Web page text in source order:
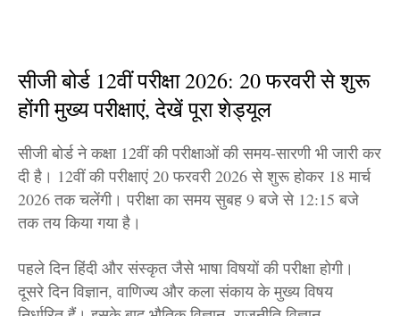
सीजी बोर्ड 12वीं परीक्षा 2026: 20 फरवरी से शुरू
होंगी मुख्य परीक्षाएं, देखें पूरा शेड्यूल
सीजी बोर्ड ने कक्षा 12वीं की परीक्षाओं की समय-सारणी भी जारी कर
दी है। 12वीं की परीक्षाएं 20 फरवरी 2026 से शुरू होकर 18 मार्च
2026 तक चलेंगी। परीक्षा का समय सुबह 9 बजे से 12:15 बजे
तक तय किया गया है।
पहले दिन हिंदी और संस्कृत जैसे भाषा विषयों की परीक्षा होगी।
दूसरे दिन विज्ञान, वाणिज्य और कला संकाय के मुख्य विषय